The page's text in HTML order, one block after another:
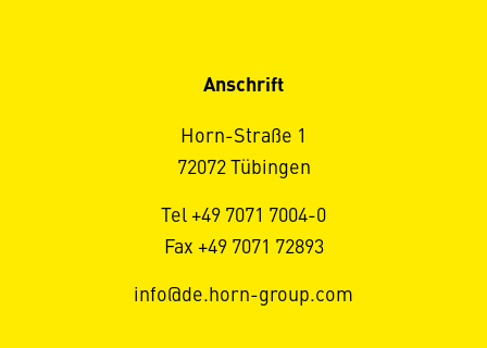
Anschrift
Horn-Straße 1
72072 Tübingen
Tel +49 7071 7004-0
Fax +49 7071 72893
info@de.horn-group.com